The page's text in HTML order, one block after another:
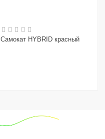
Самокат HYBRID красный